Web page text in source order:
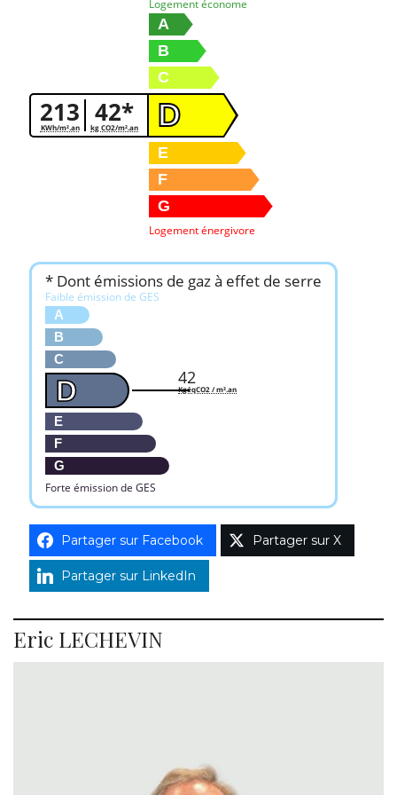
213
KWh/m².an 42*
kg CO2/m².an
Logement économe
A
B
C
D
E
F
G
Logement énergivore
* Dont émissions de gaz à effet de serre
Faible émission de GES
A
B
C
D
E
F
G
Forte émission de GES
42
KgéqCO2 / m².an
Partager sur Facebook Partager sur X
Partager sur LinkedIn
Eric LECHEVIN